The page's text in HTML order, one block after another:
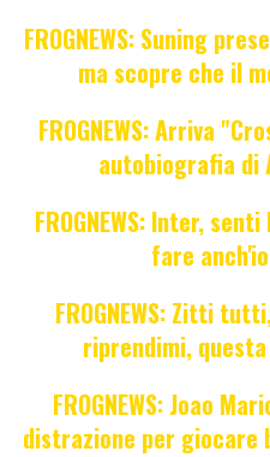
FROGNEWS: Suning
ma scopre che il
FROGNEWS: Arriva
autobiografia di
FROGNEWS: Inter,
fare
FROGNEWS: Zitti
riprendimi,
FROGNEWS: Joao
distrazione per giocare